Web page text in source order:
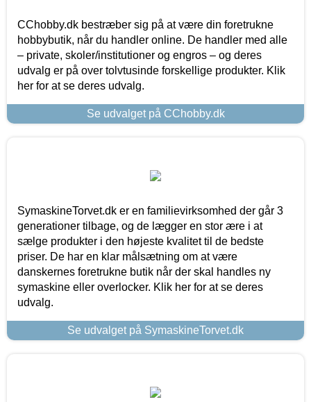
CChobby.dk bestræber sig på at være din foretrukne
hobbybutik, når du handler online. De handler med alle
– private, skoler/institutioner og engros – og deres
udvalg er på over tolvtusinde forskellige produkter. Klik
her for at se deres udvalg.
Se udvalget på CChobby.dk
SymaskineTorvet.dk er en familievirksomhed der går 3
generationer tilbage, og de lægger en stor ære i at
sælge produkter i den højeste kvalitet til de bedste
priser. De har en klar målsætning om at være
danskernes foretrukne butik når der skal handles ny
symaskine eller overlocker. Klik her for at se deres
udvalg.
Se udvalget på SymaskineTorvet.dk